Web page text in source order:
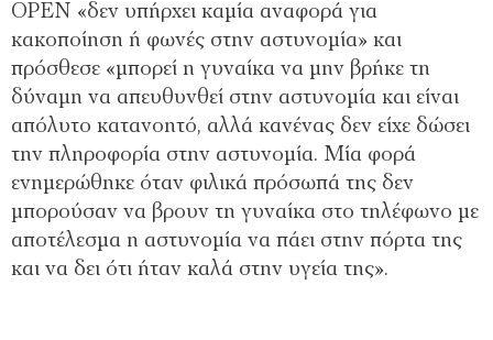
OPEN «δεν υπήρχει καμία αναφορά για
κακοποίηση ή φωνές στην αστυνομία» και
πρόσθεσε «μπορεί η γυναίκα να μην βρήκε τη
δύναμη να απευθυνθεί στην αστυνομία και είναι
απόλυτο κατανοητό, αλλά κανένας δεν είχε δώσει
την πληροφορία στην αστυνομία. Μία φορά
ενημερώθηκε όταν φιλικά πρόσωπά της δεν
μπορούσαν να βρουν τη γυναίκα στο τηλέφωνο με
αποτέλεσμα η αστυνομία να πάει στην πόρτα της
και να δει ότι ήταν καλά στην υγεία της».